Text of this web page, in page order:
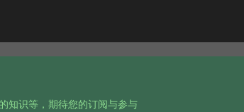
知识等，期待您的订阅与参与